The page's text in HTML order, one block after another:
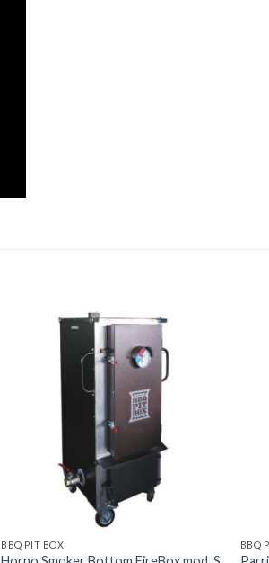
BBQ PIT BOX BBQ